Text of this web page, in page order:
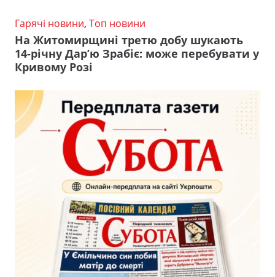
Гарячі новини, Топ новини
На Житомирщині третю добу шукають
14-річну Дар’ю Зрабіє: може перебувати у
Кривому Розі